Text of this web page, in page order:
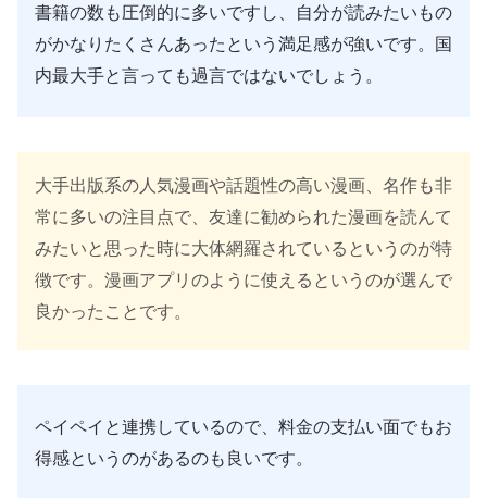
書籍の数も圧倒的に多いですし、自分が読みたいもの
がかなりたくさんあったという満足感が強いです。国
内最大手と言っても過言ではないでしょう。
大手出版系の人気漫画や話題性の高い漫画、名作も非
常に多いの注目点で、友達に勧められた漫画を読んて
みたいと思った時に大体網羅されているというのが特
徴です。漫画アプリのように使えるというのが選んで
良かったことです。
ペイペイと連携しているので、料金の支払い面でもお
得感というのがあるのも良いです。